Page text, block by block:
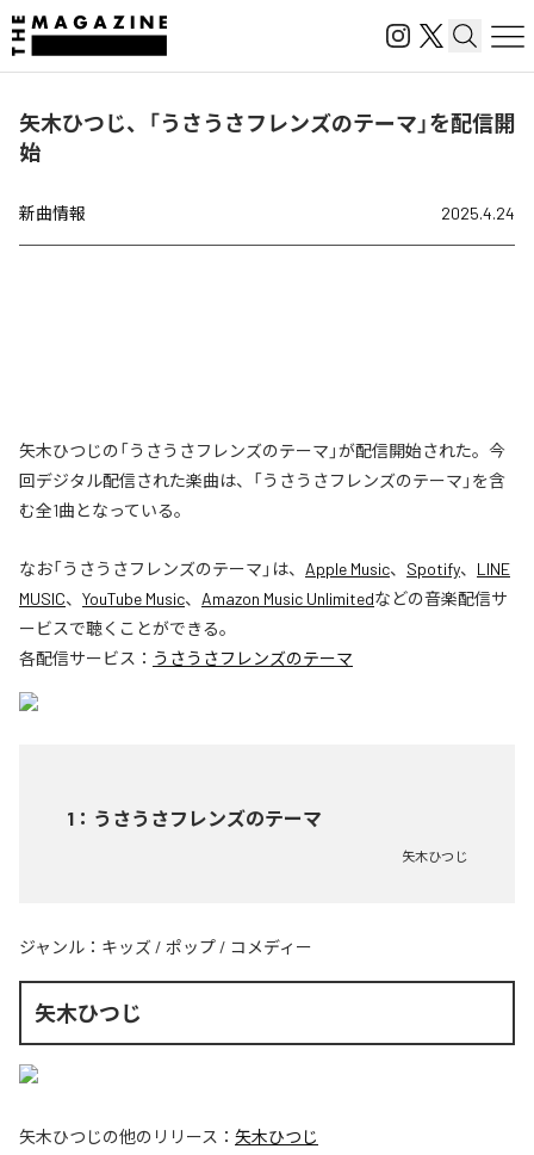
矢木ひつじ、「うさうさフレンズのテーマ」を配信開
始
新曲情報 2025.4.24
矢木ひつじの「うさうさフレンズのテーマ」が配信開始された。今
回デジタル配信された楽曲は、「うさうさフレンズのテーマ」を含
む全1曲となっている。
なお「うさうさフレンズのテーマ 」は、 Apple Music、 Spotify、 LINE
MUSIC、 YouTube Music、 Amazon Music Unlimitedなどの音楽配信サ
ービスで聴くことができる。
各配信サービス： うさうさフレンズのテーマ
1 ： うさうさフレンズのテーマ
矢木ひつじ
ジャンル： キッズ / ポップ / コメディー
矢木ひつじ
矢木ひつじの他のリリース： 矢木ひつじ